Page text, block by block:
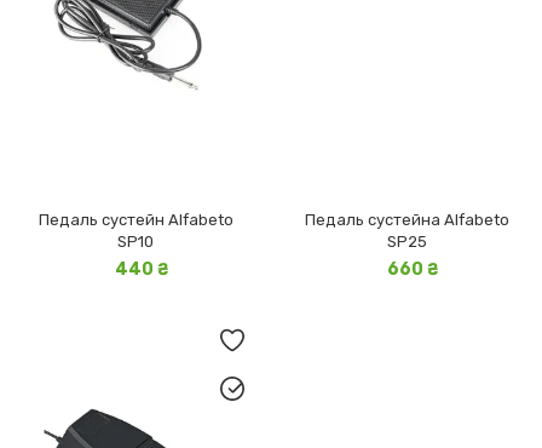
Педаль сустейн Alfabeto
SP10
440 ₴
Педаль сустейна Alfabeto
SP25
660 ₴